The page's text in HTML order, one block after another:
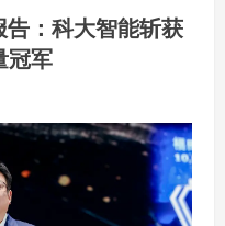
：科大智能斩获
冠军